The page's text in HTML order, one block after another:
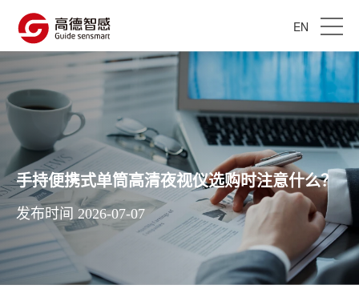
EN
手持便携式单筒高清夜视仪选购时注意什么？
发布时间 2026-07-07